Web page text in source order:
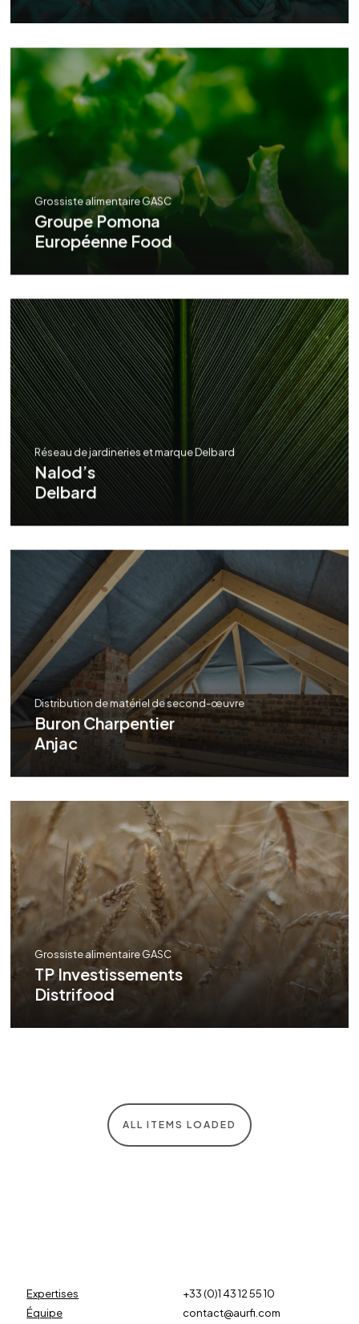
Grossiste alimentaire GASC
Groupe Pomona
Européenne Food
Réseau de jardineries et marque Delbard
Nalod’s
Delbard
Distribution de matériel de second-œuvre
Buron Charpentier
Anjac
Grossiste alimentaire GASC
TP Investissements
Distrifood
News & Insights